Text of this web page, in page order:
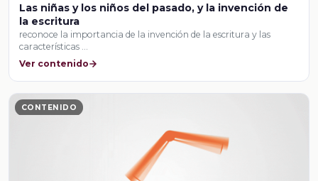
Las niñas y los niños del pasado, y la invención de
la escritura
reconoce la importancia de la invención de la escritura y las
características …
Ver contenido
CONTENIDO